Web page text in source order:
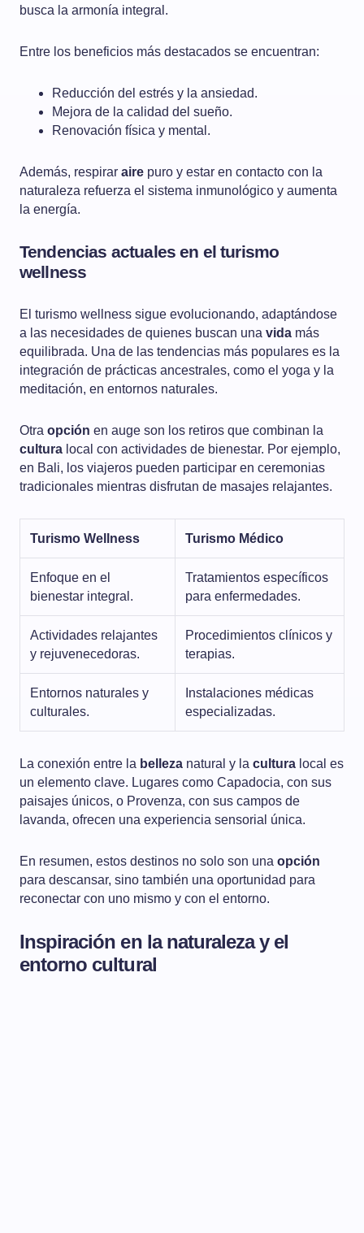
busca la armonía integral.
Entre los beneficios más destacados se encuentran:
Reducción del estrés y la ansiedad.
Mejora de la calidad del sueño.
Renovación física y mental.
Además, respirar aire puro y estar en contacto con la
naturaleza refuerza el sistema inmunológico y aumenta
la energía.
Tendencias actuales en el turismo
wellness
El turismo wellness sigue evolucionando, adaptándose
a las necesidades de quienes buscan una vida más
equilibrada. Una de las tendencias más populares es la
integración de prácticas ancestrales, como el yoga y la
meditación, en entornos naturales.
Otra opción en auge son los retiros que combinan la
cultura local con actividades de bienestar. Por ejemplo,
en Bali, los viajeros pueden participar en ceremonias
tradicionales mientras disfrutan de masajes relajantes.
Turismo Wellness Turismo Médico
Enfoque en el
bienestar integral.
Tratamientos específicos
para enfermedades.
Actividades relajantes
y rejuvenecedoras.
Procedimientos clínicos y
terapias.
Entornos naturales y
culturales.
Instalaciones médicas
especializadas.
La conexión entre la belleza natural y la cultura local es
un elemento clave. Lugares como Capadocia, con sus
paisajes únicos, o Provenza, con sus campos de
lavanda, ofrecen una experiencia sensorial única.
En resumen, estos destinos no solo son una opción
para descansar, sino también una oportunidad para
reconectar con uno mismo y con el entorno.
Inspiración en la naturaleza y el
entorno cultural